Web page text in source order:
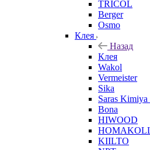
TRICOL
Berger
Osmo
Клея
Назад
Клея
Wakol
Vermeister
Sika
Saras Kimiya
Bona
HIWOOD
KIILTO